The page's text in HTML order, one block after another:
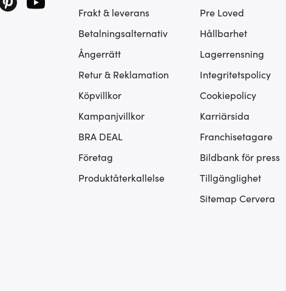
Frakt & leverans
Betalningsalternativ
Ångerrätt
Retur & Reklamation
Köpvillkor
Kampanjvillkor
BRA DEAL
Företag
Produktåterkallelse
Pre Loved
Hållbarhet
Lagerrensning
Integritetspolicy
Cookiepolicy
Karriärsida
Franchisetagare
Bildbank för press
Tillgänglighet
Sitemap Cervera